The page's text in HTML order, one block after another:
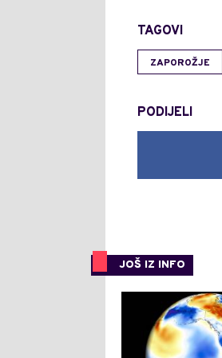
TAGOVI
ZAPOROŽJE
PODIJELI
JOŠ IZ INFO